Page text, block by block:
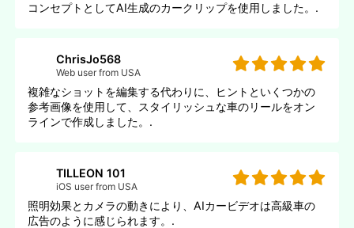
コンセプトとしてAI生成のカークリップを使用しました。.
ChrisJo568
Web user from USA
複雑なショットを編集する代わりに、ヒントといくつかの
参考画像を使用して、スタイリッシュな車のリールをオン
ラインで作成しました。.
TILLEON 101
iOS user from USA
照明効果とカメラの動きにより、AIカービデオは高級車の
広告のように感じられます。.